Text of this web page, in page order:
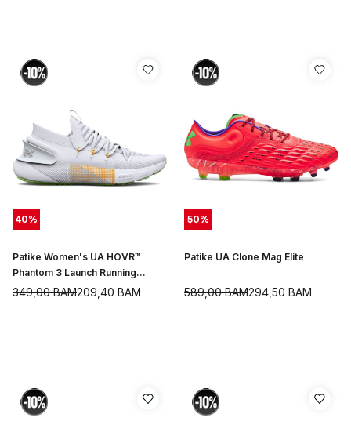
40%
Patike Women's UA HOVR™
Phantom 3 Launch Running
Shoes
209,40 BAM
349,00BAM
50%
Patike UA Clone Mag Elite
294,50 BAM
589,00BAM